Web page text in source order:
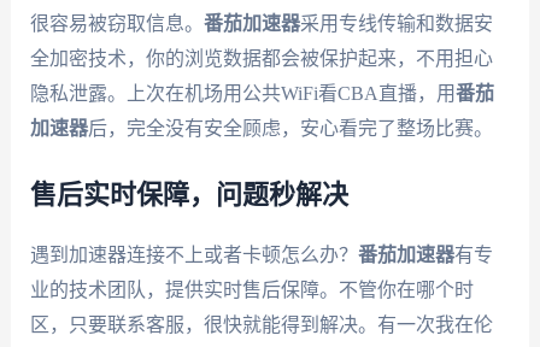
很容易被窃取信息。 番茄加速器采用专线传输和数据安
全加密技术，你的浏览数据都会被保护起来，不用担心
隐私泄露。上次在机场用公共WiFi看CBA直播，用番茄
加速器后，完全没有安全顾虑，安心看完了整场比赛。
售后实时保障，问题秒解决
遇到加速器连接不上或者卡顿怎么办？ 番茄加速器有专
业的技术团队，提供实时售后保障。不管你在哪个时
区，只要联系客服，很快就能得到解决。有一次我在伦